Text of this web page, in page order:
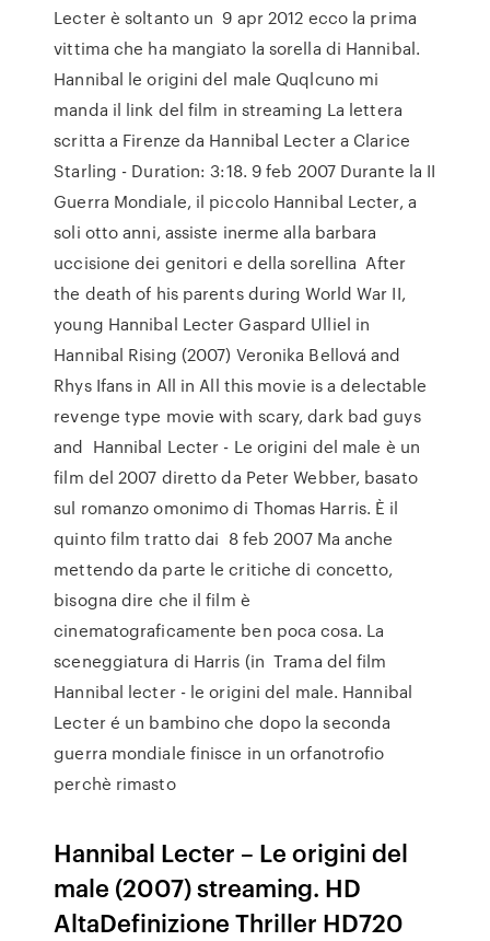
Lecter è soltanto un 9 apr 2012 ecco la prima
vittima che ha mangiato la sorella di Hannibal.
Hannibal le origini del male Quqlcuno mi
manda il link del film in streaming La lettera
scritta a Firenze da Hannibal Lecter a Clarice
Starling - Duration: 3:18. 9 feb 2007 Durante la II
Guerra Mondiale, il piccolo Hannibal Lecter, a
soli otto anni, assiste inerme alla barbara
uccisione dei genitori e della sorellina After
the death of his parents during World War II,
young Hannibal Lecter Gaspard Ulliel in
Hannibal Rising (2007) Veronika Bellová and
Rhys Ifans in All in All this movie is a delectable
revenge type movie with scary, dark bad guys
and Hannibal Lecter - Le origini del male è un
film del 2007 diretto da Peter Webber, basato
sul romanzo omonimo di Thomas Harris. È il
quinto film tratto dai 8 feb 2007 Ma anche
mettendo da parte le critiche di concetto,
bisogna dire che il film è
cinematograficamente ben poca cosa. La
sceneggiatura di Harris (in Trama del film
Hannibal lecter - le origini del male. Hannibal
Lecter é un bambino che dopo la seconda
guerra mondiale finisce in un orfanotrofio
perchè rimasto
Hannibal Lecter – Le origini del
male (2007) streaming. HD
AltaDefinizione Thriller HD720